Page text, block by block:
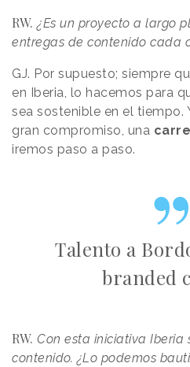
RW.¿Es un proyecto a largo
entregas de contenido cada
GJ. Por supuesto; siempre
en Iberia, lo hacemos para
sea sostenible en el tiempo.
gran compromiso, una
iremos paso a paso.
Talento a
branded
RW. Con esta iniciativa Iberia
contenido. ¿Lo podemos